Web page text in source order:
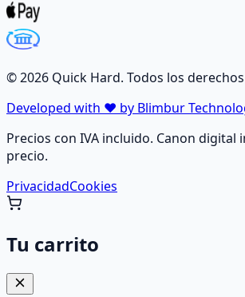
©2026 Quick Hard. Todos los
Developed with ❤️ by Blimbur
Precios con IVA incluido. Canon digital
precio.
PrivacidadCookies
Tu carrito